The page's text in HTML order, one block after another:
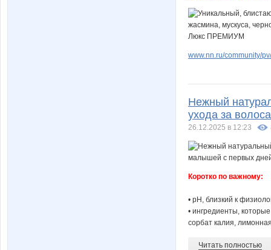
www.nn.ru/community/
Нежный
ухода за
26.12.2025 в 12:23
Коротко по важному:
• pH, близкий к
• ингредиенты,
сорбат калия,
Читать полностью